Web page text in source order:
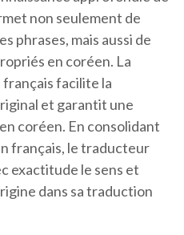
non seulement de
phrases, mais aussi de
en coréen. La
facilite la
et garantit une
coréen. En consolidant
français, le traducteur
exactitude le sens et
dans sa traduction